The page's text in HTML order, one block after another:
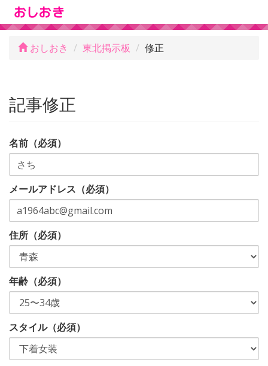
おしおき 東北掲示板 修正
記事修正
名前（必須）
メールアドレス（必須）
住所（必須）
年齢（必須）
スタイル（必須）